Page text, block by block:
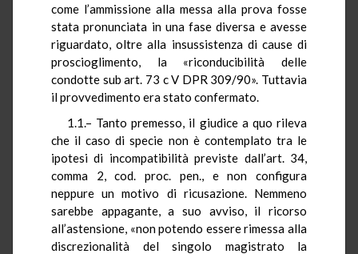
come l’ammissione alla messa alla prova fosse
stata pronunciata in una fase diversa e avesse
riguardato, oltre alla insussistenza di cause di
proscioglimento, la «riconducibilità delle
condotte sub art. 73 c V DPR 309/90». Tuttavia
il provvedimento era stato confermato.
1.1.– Tanto premesso, il giudice a quo rileva
che il caso di specie non è contemplato tra le
ipotesi di incompatibilità previste dall’art. 34,
comma 2, cod. proc. pen., e non configura
neppure un motivo di ricusazione. Nemmeno
sarebbe appagante, a suo avviso, il ricorso
all’astensione, «non potendo essere rimessa alla
discrezionalità del singolo magistrato la